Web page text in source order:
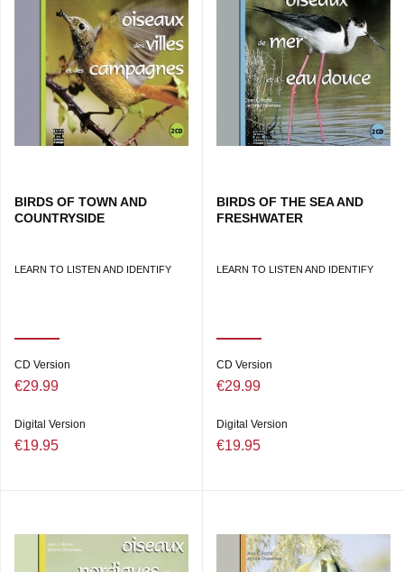
BIRDS OF TOWN AND
COUNTRYSIDE
LEARN TO LISTEN AND IDENTIFY
CD Version
€29.99
Digital Version
€19.95
BIRDS OF THE SEA AND
FRESHWATER
LEARN TO LISTEN AND IDENTIFY
CD Version
€29.99
Digital Version
€19.95